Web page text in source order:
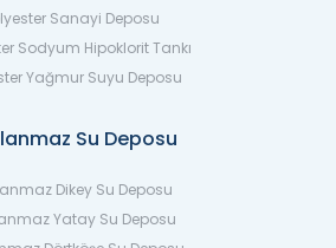
Sanayi Deposu
Sodyum Hipoklorit Tankı
Yağmur Suyu Deposu
Su Deposu
Dikey Su Deposu
Yatay Su Deposu